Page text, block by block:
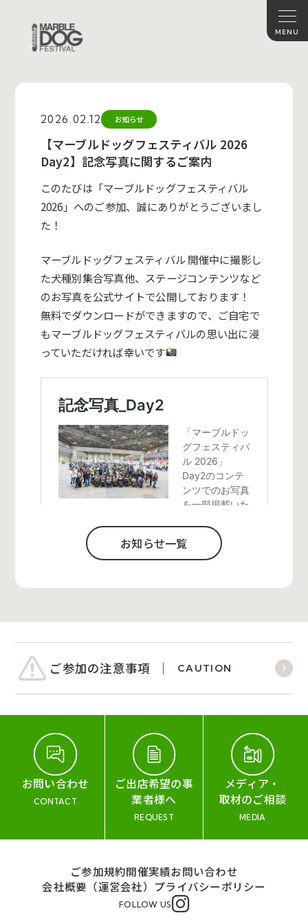
2026.02.12 お知らせ
【マーブルドッグフェスティバル 2026
Day2】記念写真に関するご案内
このたびは「マーブルドッグフェスティバル
2026 」 へのご参加、誠にありがとうございまし
た！
マーブルドッグフェスティバル 開催中に撮影し
た犬種別集合写真他、ステージコンテンツなど
のお写真を公式サイトで公開しております！
無料でダウンロードができますので、ご自宅で
もマーブルドッグフェスティバルの思い出に浸
っていただければ幸いです
お知らせ一覧
ご参加の注意事項 CAUTION
お問い合わせ
CONTACT
ご出店希望の事
業者様へ
REQUEST
メディア・
取材のご相談
MEDIA
ご参加規約開催実績お問い合わせ
会社概要（運営会社） プライバシーポリシー
FOLLOW US